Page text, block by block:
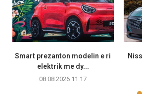
Smart prezanton modelin e ri
elektrik me dy...
08.08.2026 11:17